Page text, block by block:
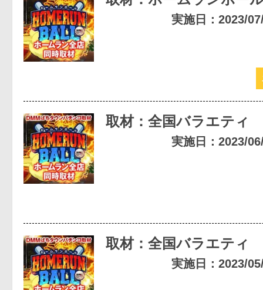
実施日：2023/
取材：全国バラエティ
実施日：2023/
取材：全国バラエティ
実施日：2023/